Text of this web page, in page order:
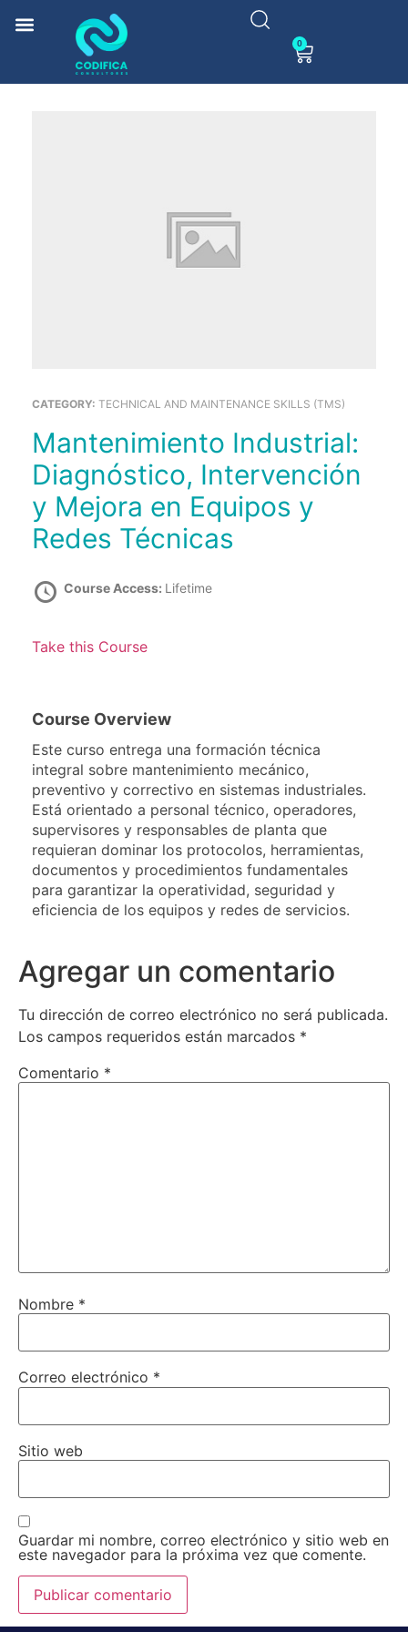
0
CATEGORY: TECHNICAL AND MAINTENANCE SKILLS (TMS)
Mantenimiento Industrial:
Diagnóstico, Intervención
y Mejora en Equipos y
Redes Técnicas
Course Access: Lifetime
Take this Course
Course Overview
Este curso entrega una formación técnica
integral sobre mantenimiento mecánico,
preventivo y correctivo en sistemas industriales.
Está orientado a personal técnico, operadores,
supervisores y responsables de planta que
requieran dominar los protocolos, herramientas,
documentos y procedimientos fundamentales
para garantizar la operatividad, seguridad y
eficiencia de los equipos y redes de servicios.
Agregar un comentario
Tu dirección de correo electrónico no será publicada.
Los campos requeridos están marcados *
Comentario *
Nombre *
Correo electrónico *
Sitio web
Guardar mi nombre, correo electrónico y sitio web en
este navegador para la próxima vez que comente.